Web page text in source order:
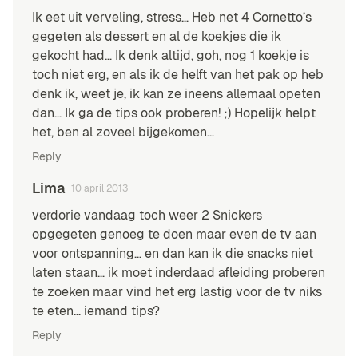
Ik eet uit verveling, stress… Heb net 4 Cornetto’s
gegeten als dessert en al de koekjes die ik
gekocht had… Ik denk altijd, goh, nog 1 koekje is
toch niet erg, en als ik de helft van het pak op heb
denk ik, weet je, ik kan ze ineens allemaal opeten
dan… Ik ga de tips ook proberen! ;) Hopelijk helpt
het, ben al zoveel bijgekomen…
Reply
Lima 10 april 2013
verdorie vandaag toch weer 2 Snickers
opgegeten genoeg te doen maar even de tv aan
voor ontspanning… en dan kan ik die snacks niet
laten staan… ik moet inderdaad afleiding proberen
te zoeken maar vind het erg lastig voor de tv niks
te eten… iemand tips?
Reply